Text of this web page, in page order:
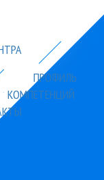
ПРОФИЛЬ
КОМПЕТЕНЦИЙ